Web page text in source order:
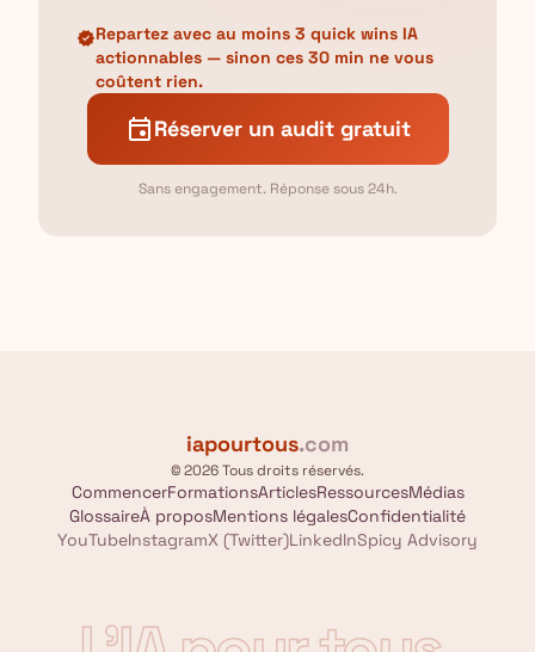
verifiedRepartez avec au moins 3 quick wins IA
actionnables — sinon ces 30 min ne vous
coûtent rien.
eventRéserver un audit gratuit
Sans engagement. Réponse sous 24h.
iapourtous.com
© 2026 Tous droits réservés.
CommencerFormationsArticlesRessourcesMédias
GlossaireÀ proposMentions légalesConfidentialité
YouTubeInstagramX (Twitter)LinkedInSpicy Advisory